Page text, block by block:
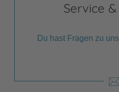
Service
Du hast Fragen zu